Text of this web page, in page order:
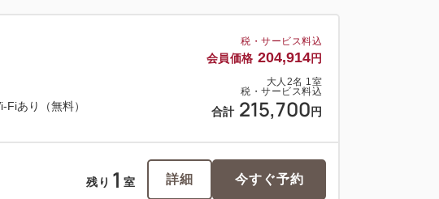
税・サービス料込
会員価格 204,914円
大人 2名 1室
税・サービス料込
合計 215,700 円
Fiあり（無料）
残り 1 室 詳細 今すぐ予約